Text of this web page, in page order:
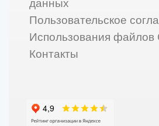
данных
Пользовательское
Использования файлов
Контакты